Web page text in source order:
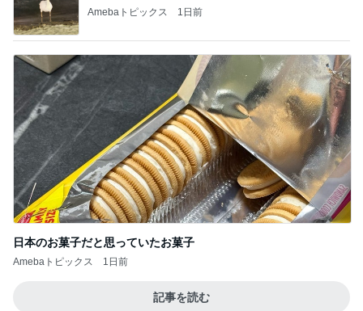
Amebaトピックス 1日前
日本のお菓子だと思っていたお菓子
Amebaトピックス 1日前
記事を読む